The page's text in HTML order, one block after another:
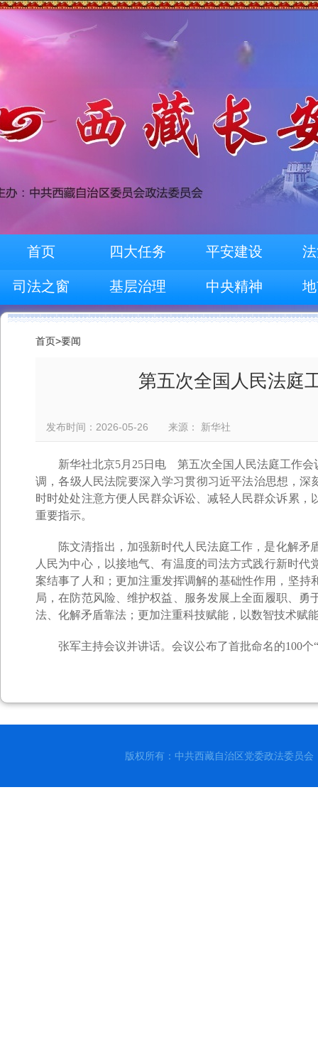
首页 四大任务 平安建设
司法之窗 基层治理 中央精神
首页>要闻
第五次全国人民法庭
发布时间：2026-05-26 来源： 新华社
新华社北京5月25日电 第五次全国人民法庭工作会
调，各级人民法院要深入学习贯彻习近平法治思想，深
时时处处注意方便人民群众诉讼、减轻人民群众诉累
重要指示。
陈文清指出，加强新时代人民法庭工作，是化解
人民为中心，以接地气、有温度的司法方式践行新时
案结事了人和；更加注重发挥调解的基础性作用，坚
局，在防范风险、维护权益、服务发展上全面履职、
法、化解矛盾靠法；更加注重科技赋能，以数智技术赋
张军主持会议并讲话。会议公布了首批命名的100个
版权所有：中共西藏自治区党委政法委员